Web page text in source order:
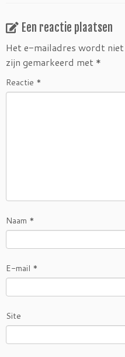
Een reactie plaatsen
Het e-mailadres wordt
zijn gemarkeerd met *
Reactie *
Naam *
E-mail *
Site